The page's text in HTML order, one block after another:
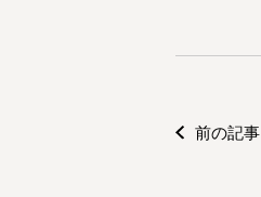
前の記事